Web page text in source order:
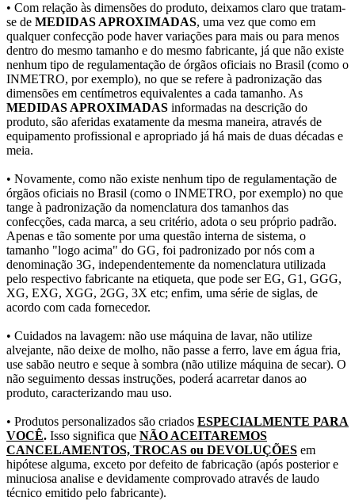
• Com relação às dimensões do produto, deixamos claro que tratam-
se de MEDIDAS APROXIMADAS, uma vez que como em
qualquer confecção pode haver variações para mais ou para menos
dentro do mesmo tamanho e do mesmo fabricante, já que não existe
nenhum tipo de regulamentação de órgãos oficiais no Brasil (como o
INMETRO, por exemplo), no que se refere à padronização das
dimensões em centímetros equivalentes a cada tamanho. As
MEDIDAS APROXIMADAS informadas na descrição do
produto, são aferidas exatamente da mesma maneira, através de
equipamento profissional e apropriado já há mais de duas décadas e
meia.
• Novamente, como não existe nenhum tipo de regulamentação de
órgãos oficiais no Brasil (como o INMETRO, por exemplo) no que
tange à padronização da nomenclatura dos tamanhos das
confecções, cada marca, a seu critério, adota o seu próprio padrão.
Apenas e tão somente por uma questão interna de sistema, o
tamanho "logo acima" do GG, foi padronizado por nós com a
denominação 3G, independentemente da nomenclatura utilizada
pelo respectivo fabricante na etiqueta, que pode ser EG, G1, GGG,
XG, EXG, XGG, 2GG, 3X etc; enfim, uma série de siglas, de
acordo com cada fornecedor.
• Cuidados na lavagem: não use máquina de lavar, não utilize
alvejante, não deixe de molho, não passe a ferro, lave em água fria,
use sabão neutro e seque à sombra (não utilize máquina de secar). O
não seguimento dessas instruções, poderá acarretar danos ao
produto, caracterizando mau uso.
• Produtos personalizados são criados ESPECIALMENTE PARA
VOCÊ. Isso significa que NÃO ACEITAREMOS
CANCELAMENTOS, TROCAS ou DEVOLUÇÕES em
hipótese alguma, exceto por defeito de fabricação (após posterior e
minuciosa analise e devidamente comprovado através de laudo
técnico emitido pelo fabricante).